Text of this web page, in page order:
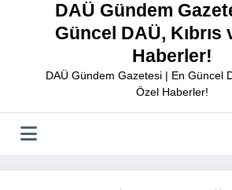
DAÜ Gündem
Güncel DAÜ, Kıbrıs
Haberler!
DAÜ Gündem Gazetesi | En Güncel
Özel Haberler!